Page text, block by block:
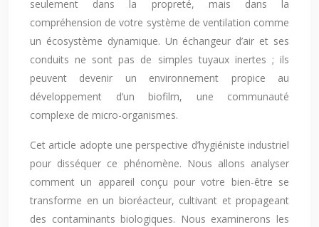
seulement dans la propreté, mais dans la
compréhension de votre système de ventilation comme
un écosystème dynamique. Un échangeur d’air et ses
conduits ne sont pas de simples tuyaux inertes ; ils
peuvent devenir un environnement propice au
développement d’un biofilm, une communauté
complexe de micro-organismes.
Cet article adopte une perspective d’hygiéniste industriel
pour disséquer ce phénomène. Nous allons analyser
comment un appareil conçu pour votre bien-être se
transforme en un bioréacteur, cultivant et propageant
des contaminants biologiques. Nous examinerons les